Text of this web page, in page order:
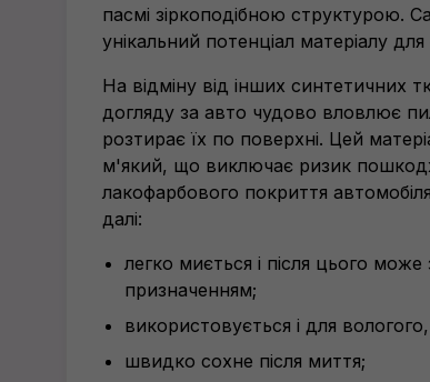
пасмі зіркоподібною структурою.
унікальний потенціал матеріалу
На відміну від інших синтетичних
догляду за авто чудово вловлює
розтирає їх по поверхні. Цей
м'який, що виключає ризик
лакофарбового покриття
далі:
легко миється і після цього
призначенням;
використовується і для
швидко сохне після миття;